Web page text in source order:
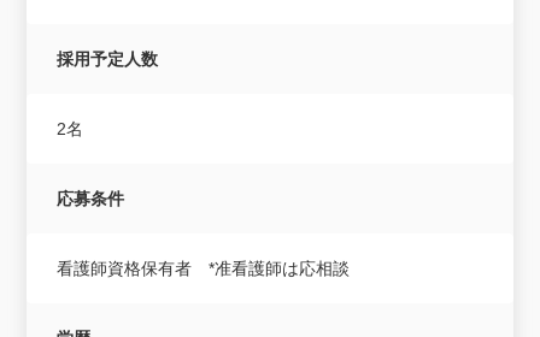
採用予定人数
2名
応募条件
看護師資格保有者 *准看護師は応相談